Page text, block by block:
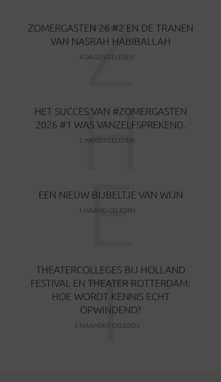
ZOMERGASTEN 26 #2 EN DE TRANEN
VAN NASRAH HABIBALLAH
4 DAGEN GELEDEN
Z
HET SUCCES VAN #ZOMERGASTEN
2026 #1 WAS VANZELFSPREKEND.
2 WEKEN GELEDEN
H
EEN NIEUW BIJBELTJE VAN WIJN
1 MAAND GELEDEN
E
THEATERCOLLEGES BIJ HOLLAND
FESTIVAL EN THEATER ROTTERDAM:
HOE WORDT KENNIS ECHT
OPWINDEND?
2 MAANDEN GELEDEN
T